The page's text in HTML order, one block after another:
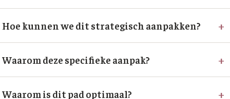
Hoe kunnen we dit strategisch aanpakken? +
Waarom deze specifieke aanpak? +
Waarom is dit pad optimaal? +